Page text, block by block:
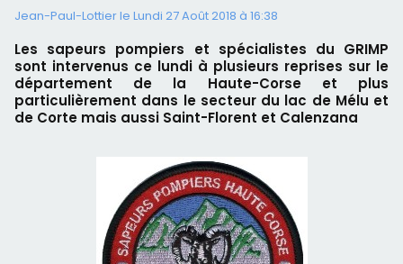
Jean-Paul-Lottier le Lundi 27 Août 2018 à 16:38
Les sapeurs pompiers et spécialistes du GRIMP
sont intervenus ce lundi à plusieurs reprises sur le
département de la Haute-Corse et plus
particulièrement dans le secteur du lac de Mélu et
de Corte mais aussi Saint-Florent et Calenzana